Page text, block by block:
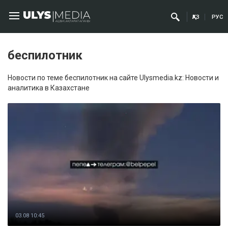
ҚАЗ РУС
беспилотник
Новости по теме беспилотник на сайте Ulysmedia.kz: Новости и
аналитика в Казахстане
03.08 10:45